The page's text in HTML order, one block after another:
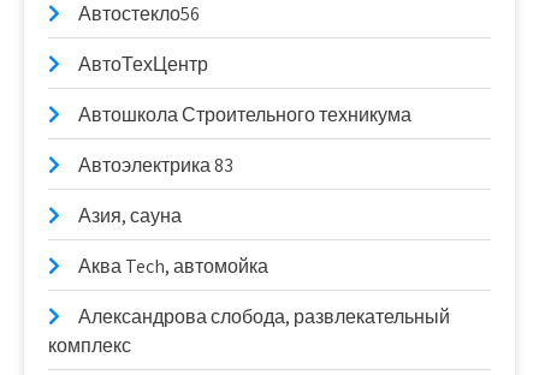
Автостекло56
АвтоТехЦентр
Автошкола Строительного техникума
Автоэлектрика 83
Азия, сауна
Аква Tech, автомойка
Александрова слобода, развлекательный
комплекс